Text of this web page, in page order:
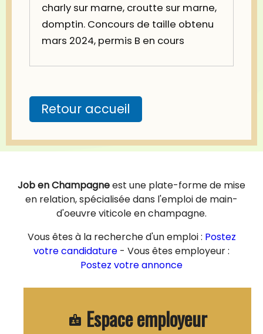
charly sur marne, croutte sur marne,
domptin. Concours de taille obtenu
mars 2024, permis B en cours
Retour accueil
Job en Champagneest une plate-forme de mise
en relation, spécialisée dans l'emploi de main-
d'oeuvre viticole en champagne.
Vous êtes à la recherche d'un emploi : Postez
votre candidature - Vous êtes employeur :
Postez votre annonce
badge Espace employeur